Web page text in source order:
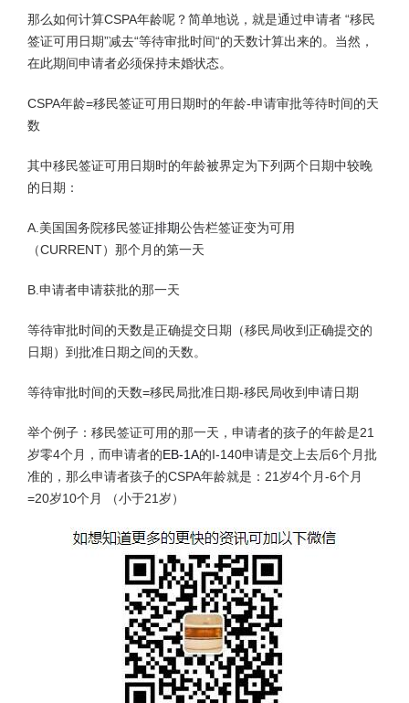
那么如何计算CSPA年龄呢？简单地说，就是通过申请者 “移民
签证可用日期”减去“等待审批时间“的天数计算出来的。当然，
在此期间申请者必须保持未婚状态。
CSPA年龄=移民签证可用日期时的年龄-申请审批等待时间的天
数
其中移民签证可用日期时的年龄被界定为下列两个日期中较晚
的日期：
A.美国国务院移民签证排期公告栏签证变为可用
（CURRENT）那个月的第一天
B.申请者申请获批的那一天
等待审批时间的天数是正确提交日期（移民局收到正确提交的
日期）到批准日期之间的天数。
等待审批时间的天数=移民局批准日期-移民局收到申请日期
举个例子：移民签证可用的那一天，申请者的孩子的年龄是21
岁零4个月，而申请者的EB-1A的I-140申请是交上去后6个月批
准的，那么申请者孩子的CSPA年龄就是：21岁4个月-6个月
=20岁10个月 （小于21岁）